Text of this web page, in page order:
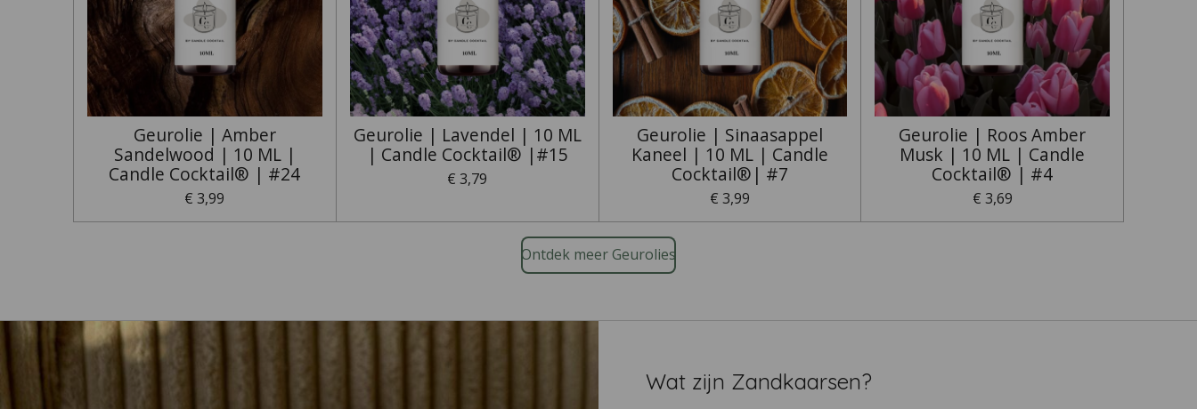
Geurolie | Amber
Sandelwood | 10 ML |
Candle Cocktail® | #24
€ 3,99
Geurolie | Lavendel | 10 ML
| Candle Cocktail® |#15
€ 3,79
Geurolie | Sinaasappel
Kaneel | 10 ML | Candle
Cocktail®| #7
€ 3,99
Geurolie | Roos Amber
Musk | 10 ML | Candle
Cocktail® | #4
€ 3,69
Ontdek meer Geurolies
Wat zijn Zandkaarsen?